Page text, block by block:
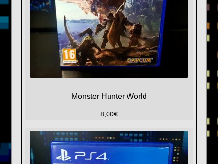
Monster Hunter World
8,00€